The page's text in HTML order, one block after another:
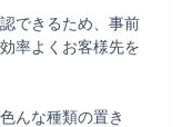
できるため、事前
率よくお客様先を
んな種類の置き